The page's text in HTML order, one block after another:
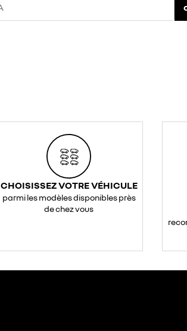
CHOISISSEZ VOTRE VÉHICULE
parmi les modèles disponibles près
de chez vous